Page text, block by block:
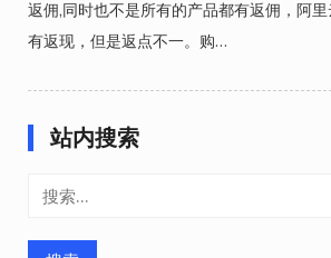
返佣,同时也不是所有的产品都有返佣，阿
有返现，但是返点不一。购…
站内搜索